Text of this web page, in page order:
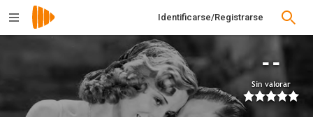
Identificarse/Registrarse
--
Sin valorar